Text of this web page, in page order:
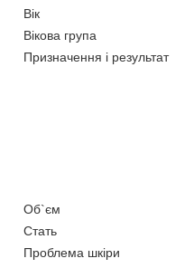
Вік
Вікова група
Призначення і результат
Об`єм
Стать
Проблема шкіри